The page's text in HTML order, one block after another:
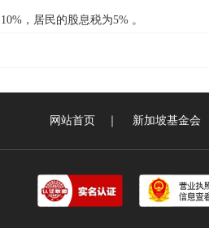
，居民的股息税为5% 。
网站首页 新加坡基金会